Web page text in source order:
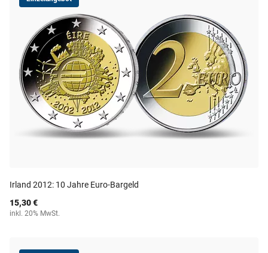
Irland 2012: 10 Jahre Euro-Bargeld
15,30 €
inkl. 20% MwSt.